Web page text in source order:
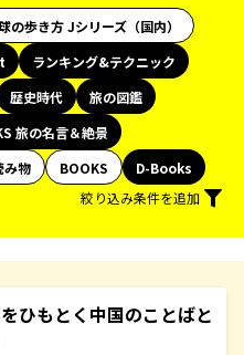
の歩き方 Jシリーズ（国内）
ランキング&テクニック
歴史時代
旅の図鑑
旅の名言＆絶景
み物 BOOKS
D-Books
絞り込み条件を追加
ひもとく中国のことばと